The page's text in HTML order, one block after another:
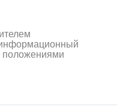
информационный
положениями